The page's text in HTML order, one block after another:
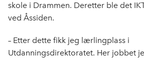
skole i Drammen. Deretter ble det
ved Åssiden.
– Etter dette fikk jeg lærlingplass i
Utdanningsdirektoratet. Her jobbet